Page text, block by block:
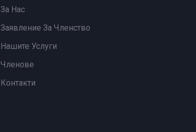
За Нас
Заявление За Членство
Нашите Услуги
Членове
Контакти